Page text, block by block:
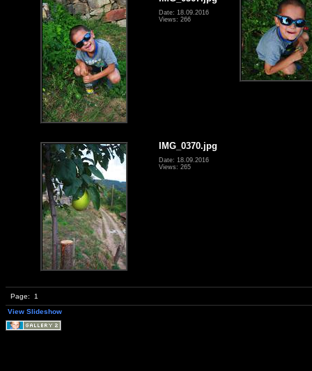
Date: 18.09.2016
Views: 266
IMG_0370.jpg
Date: 18.09.2016
Views: 265
Page:
1
View Slideshow